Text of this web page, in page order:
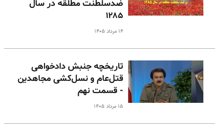
ضدسلطنت مطلقه در سال
۱۲۸۵
۱۴ مرداد ۱۴۰۵
تاریخچه جنبش دادخواهی
قتل‌عام و نسل‌کشی مجاهدین
- قسمت نهم
۱۵ مرداد ۱۴۰۵